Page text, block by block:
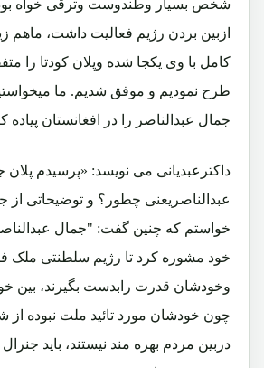
شخص بسیار وطندوست وترقی خواه
ازبین بردن رژیم فعالیت داشت، ماهم
کامل با وی یکجا شده وپلان کودتا را
طرح نمودیم و موفق شدیم. ما
جمال عبدالناصر را در افغانستان پیاده
داکترعبدیانی می نویسد: «پرسیدم پلان
عبدالناصریعنی چطور؟ و توضیحاتی از
خواستم که چنین گفت: "جمال
خود مشوره کرد تا رژیم سلطنتی ملک
وخودشان قدرت رابدست بگیرند، بین
چون خودشان مورد تائید ملت نبوده از
دربین مردم بهره مند نیستند، باید